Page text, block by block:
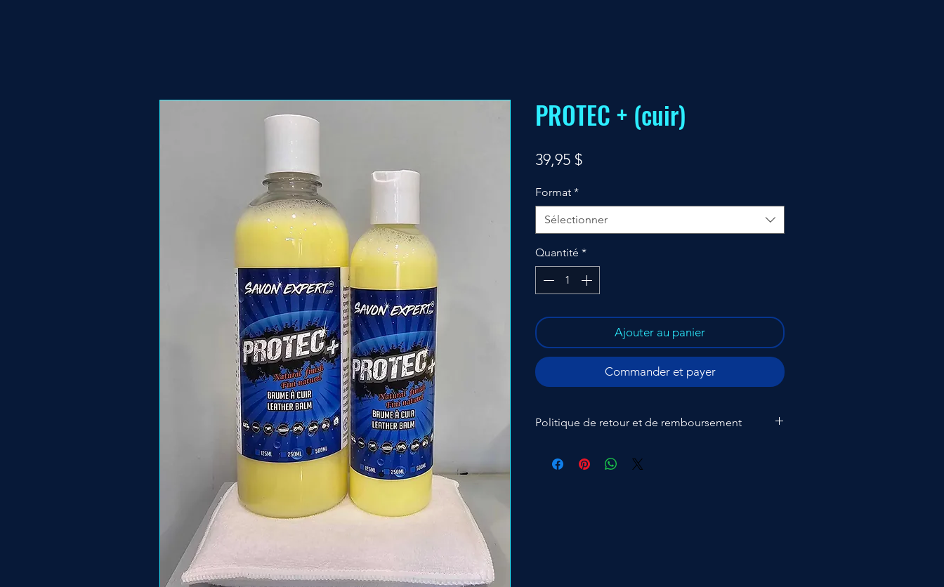
PROTEC + (cuir)
39,95 $Prix
Format *
Sélectionner
Quantité *
Ajouter au panier
Commander et payer
Politique de retour et de remboursement
de restockage de 20% et frais de retour et livraison au